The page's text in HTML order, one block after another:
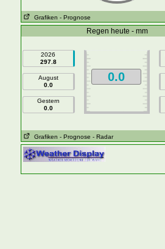
Grafiken - Prognose
Regen heute - mm
2026
297.8
August
0.0
Gestern
0.0
0.0
Grafiken - Prognose - Radar